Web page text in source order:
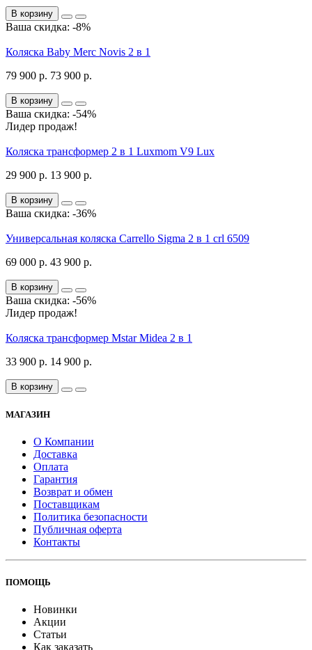
В корзину
Ваша скидка: -8%
Коляска Baby Merc Novis 2 в 1
79 900 р. 73 900 р.
В корзину
Ваша скидка: -54%
Лидер продаж!
Коляска трансформер 2 в 1 Luxmom V9 Lux
29 900 р. 13 900 р.
В корзину
Ваша скидка: -36%
Универсальная коляска Carrello Sigma 2 в 1 crl 6509
69 000 р. 43 900 р.
В корзину
Ваша скидка: -56%
Лидер продаж!
Коляска трансформер Mstar Midea 2 в 1
33 900 р. 14 900 р.
В корзину
МАГАЗИН
О Компании
Доставка
Оплата
Гарантия
Возврат и обмен
Поставщикам
Политика безопасности
Публичная оферта
Контакты
ПОМОЩЬ
Новинки
Акции
Статьи
Как заказать